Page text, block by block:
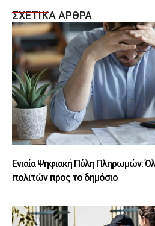
ΣΧΕΤΙΚΑ ΑΡΘΡΑ
Ενιαία Ψηφιακή Πύλη Πληρωμών:
πολιτών προς το δημόσιο